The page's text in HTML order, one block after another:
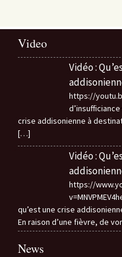
Video
Vidéo :
https://
crise addisonienne à
[…]
Vidéo :
https://
qu’est une crise
En raison d’une fièvre, de
News